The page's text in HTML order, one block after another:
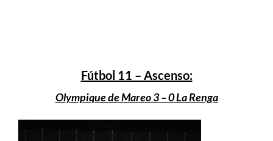
Fútbol 11 – Ascenso:
Olympique de Mareo 3 – 0 La Renga